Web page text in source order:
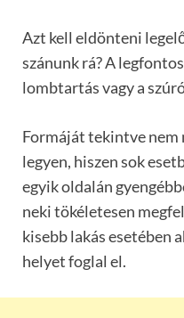
Azt kell eldönteni
szánunk rá? A
lombtartás vagy a
Formáját tekintve nem
legyen, hiszen sok
egyik oldalán
neki tökéletesen
kisebb lakás esetében
helyet foglal el.